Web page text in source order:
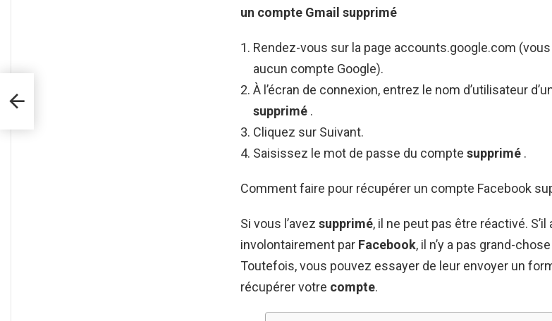
un compte Gmail supprimé
Rendez-vous sur la page accounts.google.com
aucun compte Google).
À l’écran de connexion, entrez le nom d’utilisateur
supprimé .
Cliquez sur Suivant.
Saisissez le mot de passe du compte supprimé .
Comment faire pour récupérer un compte Facebook
Si vous l’avez supprimé, il ne peut pas être réactivé.
involontairement par Facebook, il n’y a pas grand-
Toutefois, vous pouvez essayer de leur envoyer un
récupérer votre compte.